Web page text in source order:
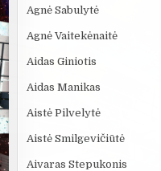
Agnė Sabulytė
Agnė Vaitekėnaitė
Aidas Giniotis
Aidas Manikas
Aistė Pilvelytė
Aistė Smilgevičiūtė
Aivaras Stepukonis